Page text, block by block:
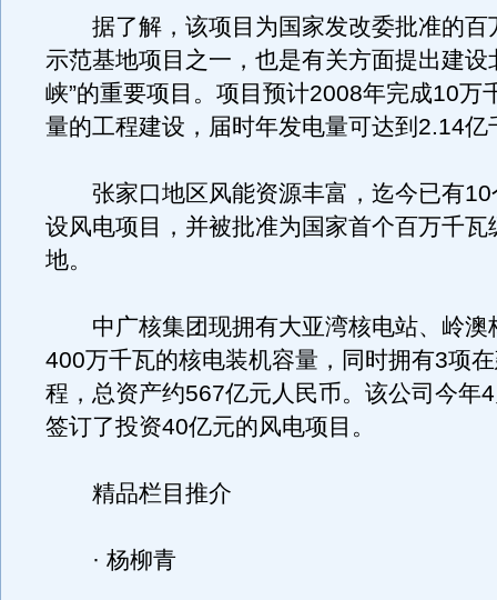
据了解，该项目为国家发改委批准的百
示范基地项目之一，也是有关方面提出建设
峡”的重要项目。项目预计2008年完成10万
量的工程建设，届时年发电量可达到2.14亿
张家口地区风能资源丰富，迄今已有10
设风电项目，并被批准为国家首个百万千瓦
地。
中广核集团现拥有大亚湾核电站、岭澳
400万千瓦的核电装机容量，同时拥有3项
程，总资产约567亿元人民币。该公司今年
签订了投资40亿元的风电项目。
精品栏目推介
· 杨柳青